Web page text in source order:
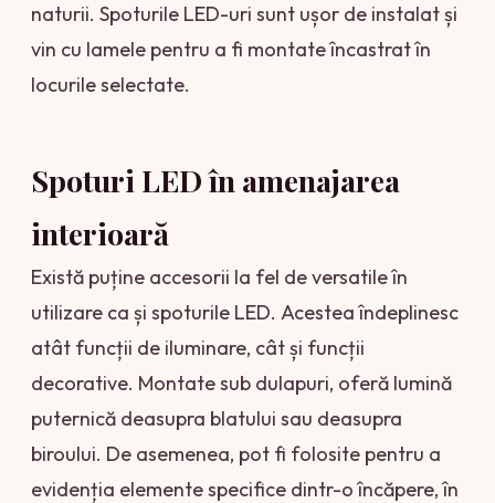
naturii. Spoturile LED-uri sunt ușor de instalat și
vin cu lamele pentru a fi montate încastrat în
locurile selectate.
Spoturi LED în amenajarea
interioară
Există puține accesorii la fel de versatile în
utilizare ca și spoturile LED. Acestea îndeplinesc
atât funcții de iluminare, cât și funcții
decorative. Montate sub dulapuri, oferă lumină
puternică deasupra blatului sau deasupra
biroului. De asemenea, pot fi folosite pentru a
evidenția elemente specifice dintr-o încăpere, în